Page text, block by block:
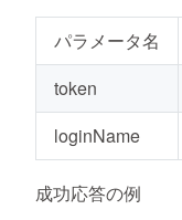
パラメータ名
token
loginName
成功応答の例